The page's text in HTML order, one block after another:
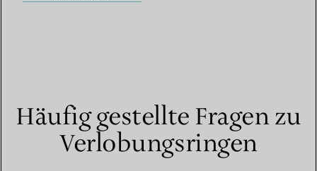
Häufig gestellte Fragen zu
Verlobungsringen